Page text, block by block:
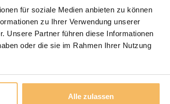
für soziale Medien anbieten zu können
zu Ihrer Verwendung unserer
Unsere Partner führen diese Informationen
oder die sie im Rahmen Ihrer Nutzung
Alle zulassen
unserem Ausstellungsraum bezahlen. Lieferung
unserem Ausstellungsraum. Kleinteile (wie z.B.
wir nicht persönlich aus, sondern lassen
erledigen. durch den DHL-
bei der Lieferung zu bezahlen.
Die Badmöbel werden ausschließlich geliefert,
Die Versandkosten unter 500 € Bestellwert
und für den eigenen Transport 24,95 €.